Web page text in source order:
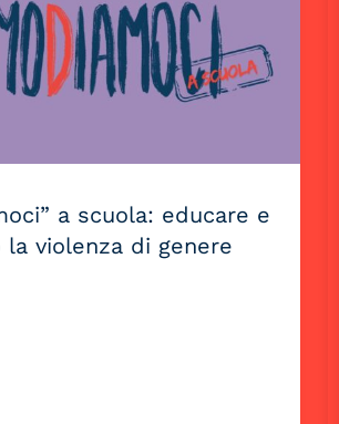
a scuola: educare e
la violenza di genere